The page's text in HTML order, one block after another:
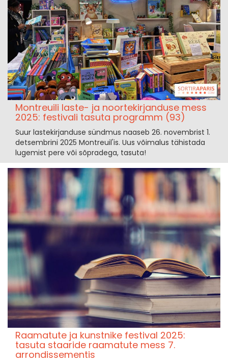
Montreuili laste- ja noortekirjanduse mess
2025: festivali tasuta programm (93)
Suur lastekirjanduse sündmus naaseb 26. novembrist 1.
detsembrini 2025 Montreuil'is. Uus võimalus tähistada
lugemist pere või sõpradega, tasuta!
Raamatute ja kunstnike festival 2025:
tasuta staaride raamatute mess 7.
arrondissementis